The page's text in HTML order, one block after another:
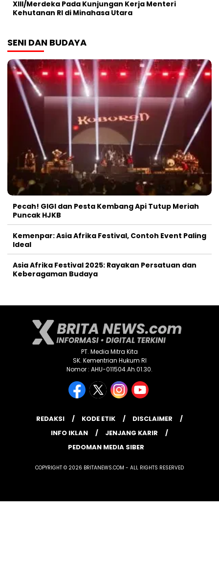
XIII/Merdeka Pada Kunjungan Kerja Menteri
Kehutanan RI di Minahasa Utara
SENI DAN BUDAYA
Pecah! GIGI dan Pesta Kembang Api Tutup Meriah
Puncak HJKB
Kemenpar: Asia Afrika Festival, Contoh Event Paling
Ideal
Asia Afrika Festival 2025: Rayakan Persatuan dan
Keberagaman Budaya
PT. Media Mitra Kita
SK. Kementrian Hukum RI
Nomor : AHU-011504.Ah.01.30.
REDAKSI KODE ETIK
DISCLAIMER
INFO IKLAN
JENJANG KARIR
PEDOMAN MEDIA SIBER
COPYRIGHT © 2026 BRITANEWS.COM - ALL RIGHTS RESERVED